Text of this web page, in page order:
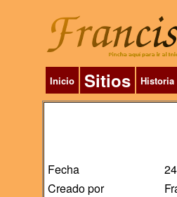
Inicio Sitios Historia
Fecha
Creado por